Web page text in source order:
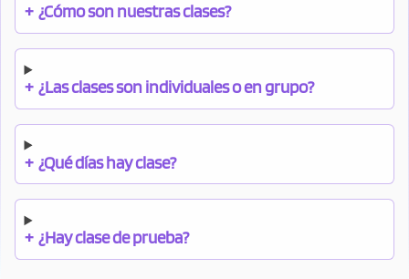
+ ¿Cómo son nuestras clases?
+ ¿Las clases son individuales o en grupo?
+ ¿Qué días hay clase?
+ ¿Hay clase de prueba?